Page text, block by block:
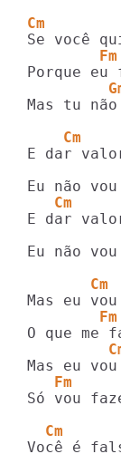
Cm
        Fm
Mas tu
Cm
Cm
Eu não
Cm
Fm
Só vou
  Cm